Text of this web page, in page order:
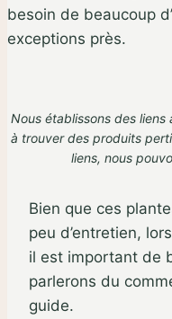
besoin de beaucoup
exceptions près.
Nous établissons des
à trouver des produits
liens, nous
Bien que ces
peu d’entretien,
il est important de
parlerons du
guide.